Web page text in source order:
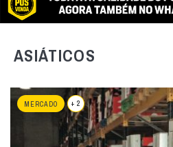
ASIÁTICOS
MERCADO + 2